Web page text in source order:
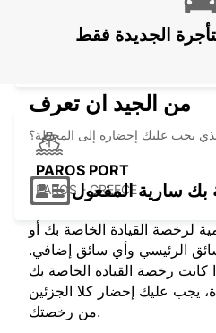
MILOS CITY
PAROS PORT
PAROS - GREECE
الجديدة فقط
من الجيد ان تعرف
يجب عليك إحضاره إلى المحطة؟
بك سارية المفعول
لرخصة القيادة الخاصة بك أو
الرئيسي وأي سائق إضافي.
كانت رخصة القيادة الخاصة بك
يجب عليك إحضار كلا الجزئين
من رخصتك.